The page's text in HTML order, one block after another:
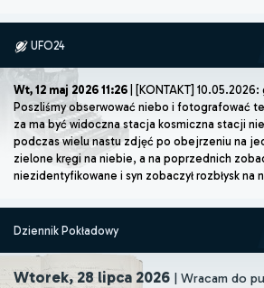
UFO24
Wt, 12 maj 2026 11:26 | [KONTAKT]
Poszliśmy obserwować niebo i fotografować
za ma być widoczna stacja kosmiczna stacji
podczas wielu nastu zdjęć po obejrzeniu na
zielone kręgi na niebie, a na poprzednich
niezidentyfikowane i syn zobaczył rozbłysk na
Dziennik Pokładowy
Wtorek, 28 lipca 2026 | Wracam do